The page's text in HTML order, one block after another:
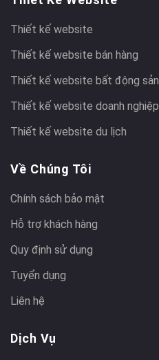
Thiết kế website
Thiết kế website bán hàng
Thiết kế website bất động sản
Thiết kế website doanh nghiệp
Thiết kế website du lịch
Về Chúng Tôi
Chính sách bảo mật
Hỗ trợ khách hàng
Quy định sử dụng
Tuyển dụng
Liên hệ
Dịch Vụ